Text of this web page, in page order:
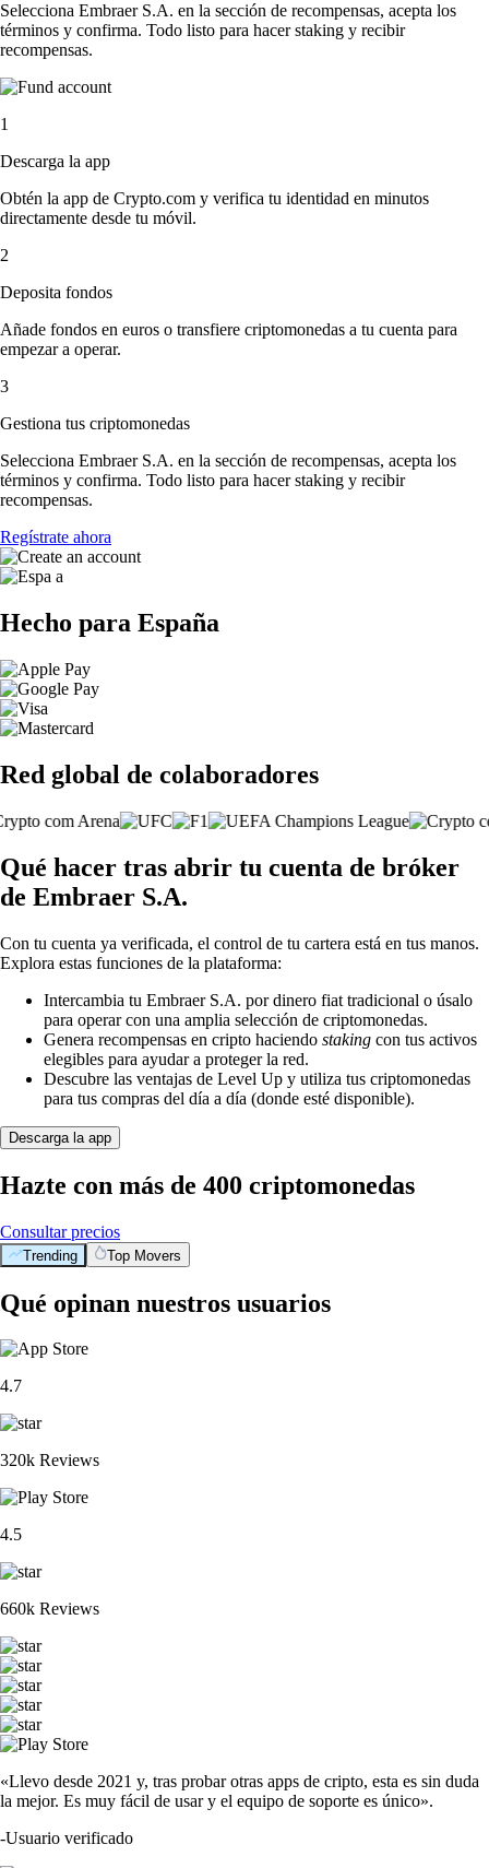
Selecciona Embraer S.A. en la sección de recompensas, acepta los
términos y confirma. Todo listo para hacer staking y recibir
recompensas.
1
Descarga la app
Obtén la app de Crypto.com y verifica tu identidad en minutos
directamente desde tu móvil.
2
Deposita fondos
Añade fondos en euros o transfiere criptomonedas a tu cuenta para
empezar a operar.
3
Gestiona tus criptomonedas
Selecciona Embraer S.A. en la sección de recompensas, acepta los
términos y confirma. Todo listo para hacer staking y recibir
recompensas.
Regístrate ahora
Hecho para España
Red global de colaboradores
Qué hacer tras abrir tu cuenta de bróker
de Embraer S.A.
Con tu cuenta ya verificada, el control de tu cartera está en tus manos.
Explora estas funciones de la plataforma:
Intercambia tu Embraer S.A. por dinero fiat tradicional o úsalo
para operar con una amplia selección de criptomonedas.
Genera recompensas en cripto haciendo staking con tus activos
elegibles para ayudar a proteger la red.
Descubre las ventajas de Level Up y utiliza tus criptomonedas
para tus compras del día a día (donde esté disponible).
Descarga la app
Hazte con más de 400 criptomonedas
Consultar precios
Trending Top Movers
Qué opinan nuestros usuarios
4.7
320k Reviews
4.5
660k Reviews
«Llevo desde 2021 y, tras probar otras apps de cripto, esta es sin duda
la mejor. Es muy fácil de usar y el equipo de soporte es único».
-Usuario verificado